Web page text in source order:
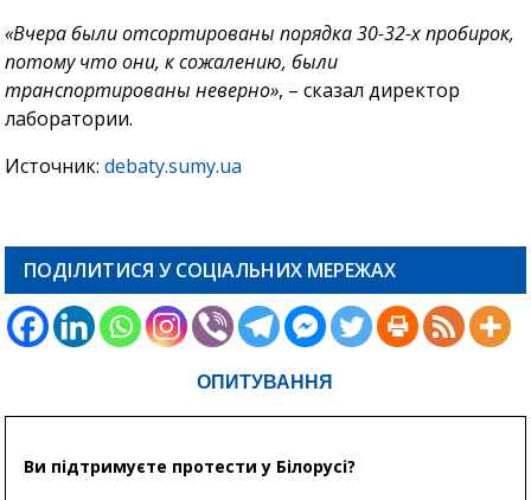
«Вчера были отсортированы порядка 30-32-х пробирок,
потому что они, к сожалению, были
транспортированы неверно», – сказал директор
лаборатории.
Источник:debaty.sumy.ua
ПОДІЛИТИСЯ У СОЦІАЛЬНИХ МЕРЕЖАХ
ОПИТУВАННЯ
Ви підтримуєте протести у Білорусі?